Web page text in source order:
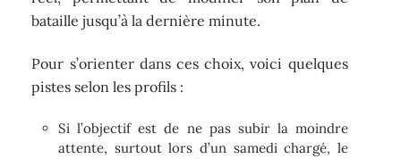
bataille jusqu’à la dernière minute.
Pour s’orienter dans ces choix, voici quelques
pistes selon les profils :
Si l’objectif est de ne pas subir la moindre
attente, surtout lors d’un samedi chargé, le